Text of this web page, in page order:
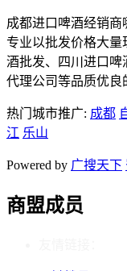
成都进口啤酒经销商
专业以批发价格大量
酒批发、四川进口啤
代理公司等品质优良
热门城市推广: 成都
江 乐山
Powered by 广搜天下
商盟成员